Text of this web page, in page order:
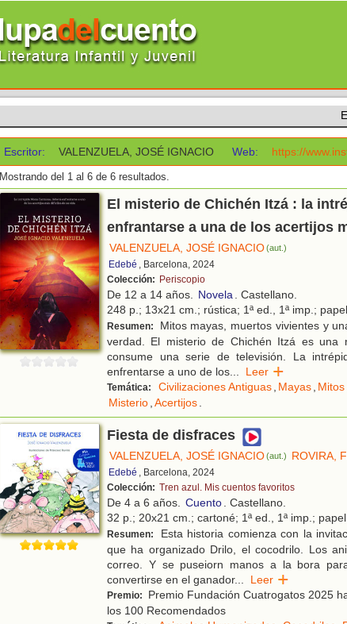
Escritor: VALENZUELA, JOSÉ IGNACIO Web: https://
Mostrando del 1 al 6 de 6 resultados.
El misterio de Chichén Itzá : la
enfrantarse a una de los acertijos
VALENZUELA, JOSÉ IGNACIO(aut.)
Edebé , Barcelona, 2024
Colección: Periscopio
De 12 a 14 años. Novela. Castellano.
248 p.; 13x21 cm.; rústica; 1ª ed., 1ª imp.;
Resumen:
Mitos mayas, muertos vivientes y
verdad. El misterio de Chichén Itzá es
consume una serie de televisión. La
enfrentarse a uno de los... Leer
Temática: Civilizaciones Antiguas, Mayas, Mitos
Misterio,Acertijos.
Fiesta de disfraces
VALENZUELA, JOSÉ IGNACIO(aut.) ROVIRA,
Edebé , Barcelona, 2024
Colección: Tren azul. Mis cuentos favoritos
De 4 a 6 años. Cuento. Castellano.
32 p.; 20x21 cm.; cartoné; 1ª ed., 1ª imp.;
Resumen:
Esta historia comienza con la
que ha organizado Drilo, el cocodrilo. Los
correo. Y se puseiorn manos a la bora
convertirse en el ganador... Leer
Premio:
Premio Fundación Cuatrogatos 2025
los 100 Recomendados